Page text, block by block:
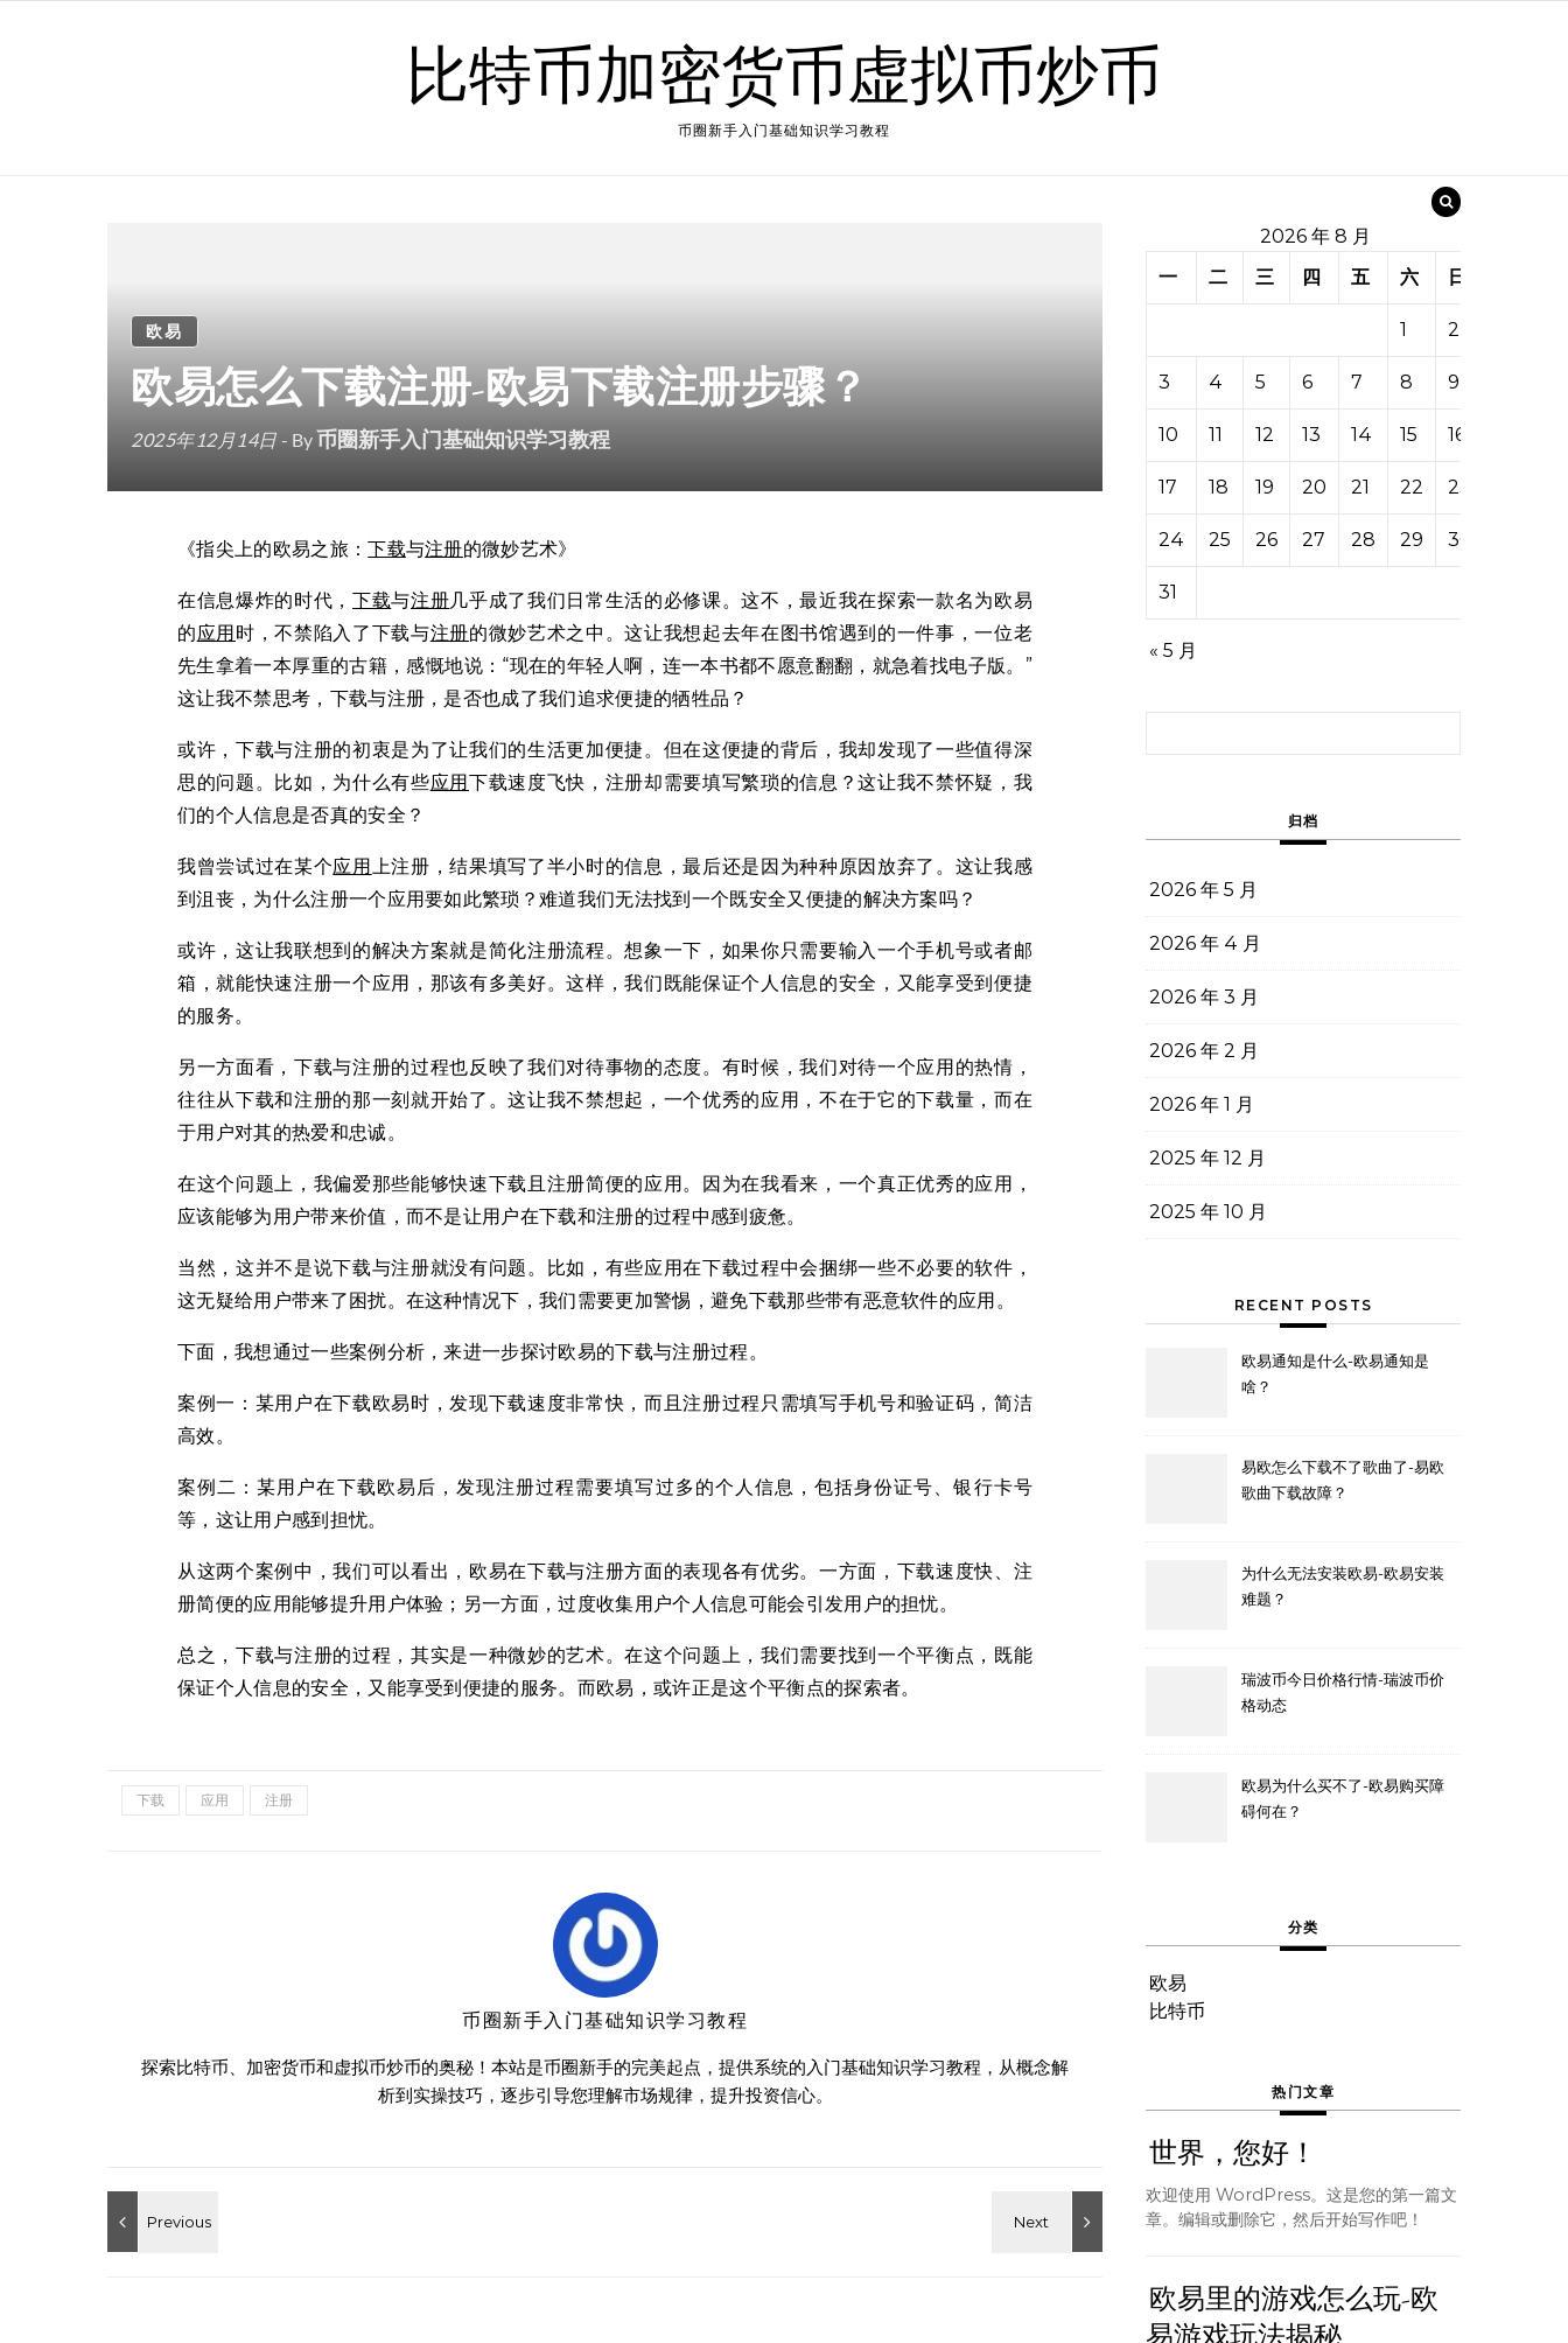
比特币加密货币虚拟币炒币
币圈新手入门基础知识学习教程
欧易
欧易怎么下载注册-欧易下载注册步骤？
2025年12月14日 - By币圈新手入门基础知识学习教程
《指尖上的欧易之旅：下载与注册的微妙艺术》
在信息爆炸的时代， 下载与注册几乎成了我们日常生活的必修课。这不，最近我在探索一款名为欧易
的应用时，不禁陷入了下载与注册的微妙艺术之中。这让我想起去年在图书馆遇到的一件事，一位老
先生拿着一本厚重的古籍，感慨地说：“现在的年轻人啊，连一本书都不愿意翻翻，就急着找电子版。”
这让我不禁思考，下载与注册，是否也成了我们追求便捷的牺牲品？
或许，下载与注册的初衷是为了让我们的生活更加便捷。但在这便捷的背后，我却发现了一些值得深
思的问题。比如，为什么有些应用下载速度飞快，注册却需要填写繁琐的信息？这让我不禁怀疑，我
们的个人信息是否真的安全？
我曾尝试过在某个应用上注册，结果填写了半小时的信息，最后还是因为种种原因放弃了。这让我感
到沮丧，为什么注册一个应用要如此繁琐？难道我们无法找到一个既安全又便捷的解决方案吗？
或许，这让我联想到的解决方案就是简化注册流程。想象一下，如果你只需要输入一个手机号或者邮
箱，就能快速注册一个应用，那该有多美好。这样，我们既能保证个人信息的安全，又能享受到便捷
的服务。
另一方面看，下载与注册的过程也反映了我们对待事物的态度。有时候，我们对待一个应用的热情，
往往从下载和注册的那一刻就开始了。这让我不禁想起，一个优秀的应用，不在于它的下载量，而在
于用户对其的热爱和忠诚。
在这个问题上，我偏爱那些能够快速下载且注册简便的应用。因为在我看来，一个真正优秀的应用，
应该能够为用户带来价值，而不是让用户在下载和注册的过程中感到疲惫。
当然，这并不是说下载与注册就没有问题。比如，有些应用在下载过程中会捆绑一些不必要的软件，
这无疑给用户带来了困扰。在这种情况下，我们需要更加警惕，避免下载那些带有恶意软件的应用。
下面，我想通过一些案例分析，来进一步探讨欧易的下载与注册过程。
案例一：某用户在下载欧易时，发现下载速度非常快，而且注册过程只需填写手机号和验证码，简洁
高效。
案例二：某用户在下载欧易后，发现注册过程需要填写过多的个人信息，包括身份证号、银行卡号
等，这让用户感到担忧。
从这两个案例中，我们可以看出，欧易在下载与注册方面的表现各有优劣。一方面，下载速度快、注
册简便的应用能够提升用户体验；另一方面，过度收集用户个人信息可能会引发用户的担忧。
总之，下载与注册的过程，其实是一种微妙的艺术。在这个问题上，我们需要找到一个平衡点，既能
保证个人信息的安全，又能享受到便捷的服务。而欧易，或许正是这个平衡点的探索者。
下载 应用 注册
币圈新手入门基础知识学习教程
探索比特币、加密货币和虚拟币炒币的奥秘！本站是币圈新手的完美起点，提供系统的入门基础知识学习教程，从概念解
析到实操技巧，逐步引导您理解市场规律，提升投资信心。
2026 年 8 月
一
二 三 四 五 六 日
1 2
3 4 5 6 7 8 9
10 11 12 13 14 15 16
17 18 19 20 21 22 23
24 25 26 27 28 29 30
31
« 5 月
归档
2026 年 5 月
2026 年 4 月
2026 年 3 月
2026 年 2 月
2026 年 1 月
2025 年 12 月
2025 年 10 月
RECENT POSTS
欧易通知是什么-欧易通知是
啥？
易欧怎么下载不了歌曲了-易欧
歌曲下载故障？
为什么无法安装欧易-欧易安装
难题？
瑞波币今日价格行情-瑞波币价
格动态
欧易为什么买不了-欧易购买障
碍何在？
分类
欧易
比特币
热门文章
世界，您好！
欢迎使用 WordPress。这是您的第一篇文
章。编辑或删除它，然后开始写作吧！
欧易里的游戏怎么玩-欧